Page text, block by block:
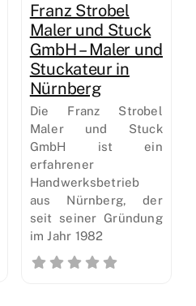
Franz Strobel
Maler und Stuck
GmbH – Maler und
Stuckateur in
Nürnberg
Die Franz Strobel
Maler und Stuck
GmbH ist ein
erfahrener
Handwerksbetrieb
aus Nürnberg, der
seit seiner Gründung
im Jahr 1982